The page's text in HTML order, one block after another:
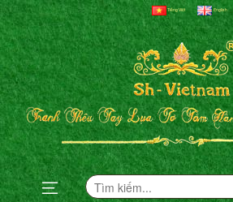
Tiếng Việt English